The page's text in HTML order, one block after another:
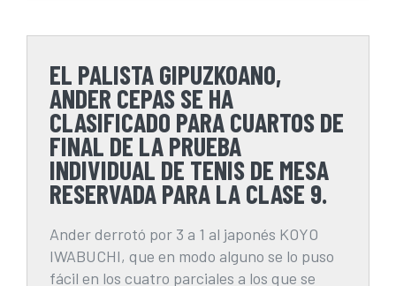
EL PALISTA GIPUZKOANO,
ANDER CEPAS SE HA
CLASIFICADO PARA CUARTOS DE
FINAL DE LA PRUEBA
INDIVIDUAL DE TENIS DE MESA
RESERVADA PARA LA CLASE 9.
Ander derrotó por 3 a 1 al japonés KOYO
IWABUCHI, que en modo alguno se lo puso
fácil en los cuatro parciales a los que se